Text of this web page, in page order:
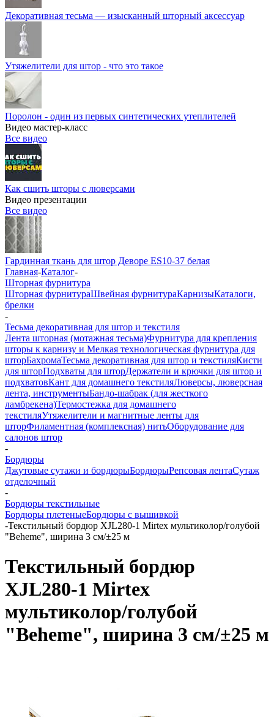
Декоративная тесьма — изысканный шторный аксессуар
Утяжелители для штор - что это такое
Поролон - один из первых синтетических утеплителей
Видео мастер-класс
Все видео
Как сшить шторы с люверсами
Видео презентации
Все видео
Гардинная ткань для штор Деворе ES10-37 белая
Главная-Каталог-
Шторная фурнитура
Шторная фурнитураШвейная фурнитураКарнизыКаталоги,
брелки
-
Тесьма декоративная для штор и текстиля
Лента шторная (мотажная тесьма)Фурнитура для крепления
шторы к карнизу и Мелкая технологическая фурнитура для
шторБахромаТесьма декоративная для штор и текстиляКисти
для шторПодхваты для шторДержатели и крючки для штор и
подхватовКант для домашнего текстиляЛюверсы, люверсная
лента, инструментыБандо-шабрак (для жесткого
ламбрекена)Термостежка для домашнего
текстиляУтяжелители и магнитные ленты для
шторФиламентная (комплексная) нитьОборудование для
салонов штор
-
Бордюры
Джутовые сутажи и бордюрыБордюрыРепсовая лентаСутаж
отделочный
-
Бордюры текстильные
Бордюры плетеныеБордюры с вышивкой
-Текстильный бордюр XJL280-1 Mirtex мультиколор/голубой
"Beheme", ширина 3 см/±25 м
Текстильный бордюр
XJL280-1 Mirtex
мультиколор/голубой
"Beheme", ширина 3 см/±25 м